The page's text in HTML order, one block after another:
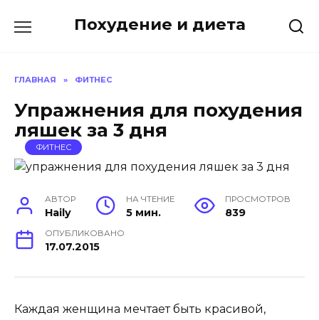
Похудение и диета
ГЛАВНАЯ » ФИТНЕС
Упражнения для похудения
ляшек за 3 дня
ФИТНЕС
АВТОР
Haily
НА ЧТЕНИЕ
5 мин.
ПРОСМОТРОВ
839
ОПУБЛИКОВАНО
17.07.2015
Каждая женщина мечтает быть красивой,